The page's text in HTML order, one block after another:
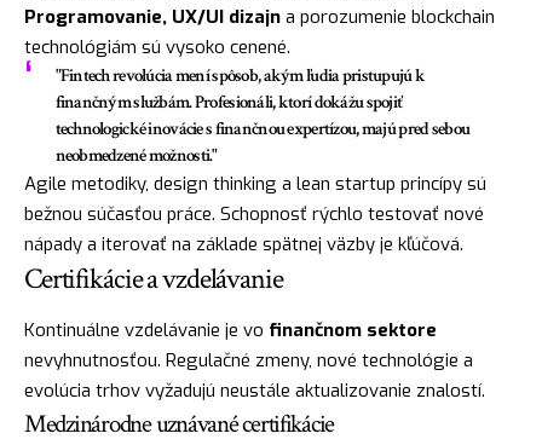
Programovanie, UX/UI dizajn a porozumenie blockchain
technológiám sú vysoko cenené.
"Fintech revolúcia mení spôsob, akým ľudia pristupujú k
finančným službám. Profesionáli, ktorí dokážu spojiť
technologické inovácie s finančnou expertízou, majú pred sebou
neobmedzené možnosti."
Agile metodiky, design thinking a lean startup princípy sú
bežnou súčasťou práce. Schopnosť rýchlo testovať nové
nápady a iterovať na základe spätnej väzby je kľúčová.
Certifikácie a vzdelávanie
Kontinuálne vzdelávanie je vo finančnom sektore
nevyhnutnosťou. Regulačné zmeny, nové technológie a
evolúcia trhov vyžadujú neustále aktualizovanie znalostí.
Medzinárodne uznávané certifikácie